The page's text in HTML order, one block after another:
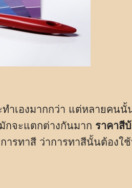
ำเองมากกว่า แต่หลายคนนั้
กจะแตกต่างกันมาก ราคาสี
รทาสี ว่าการทาสีนั้นต้องใ